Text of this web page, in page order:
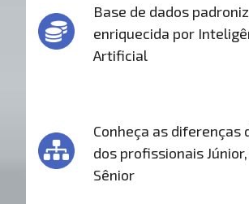
Base de dados
enriquecida por
Artificial
Conheça as diferenças
dos profissionais
Sênior